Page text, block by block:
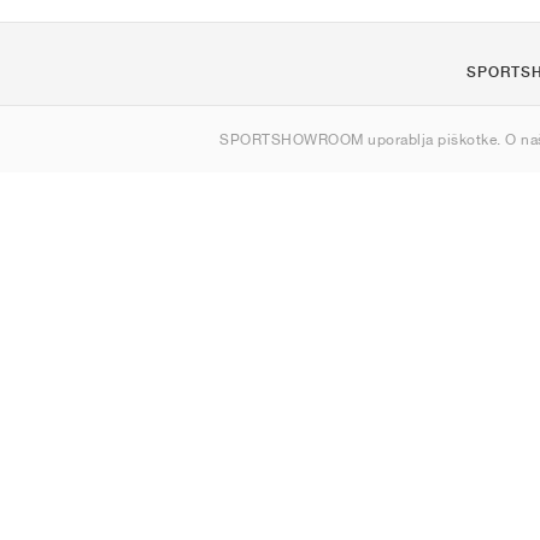
SPORTSHOWROOM uporablja piškotke. O
Kontakt